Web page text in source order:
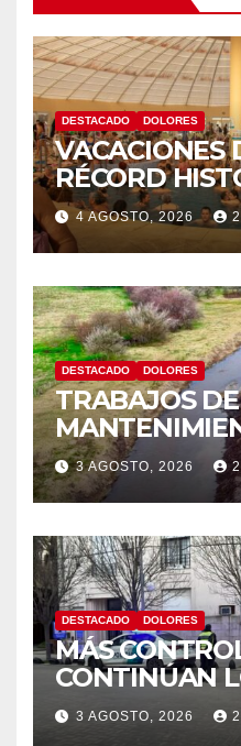
DESTACADO DOLORES
VACACIONES
RÉCORD
VISITANTES
EN EL
DOLORES
4 AGOSTO, 2026
DESTACADO DOLORES
TRABAJOS
CANAL LA
3 AGOSTO, 2026
DESTACADO DOLORES
MÁS
CONTINÚAN
OPERATIVOS
DE TRÁNSITO
3 AGOSTO, 2026